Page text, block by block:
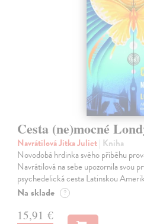
Cesta (ne)mocné
Navrátilová Jitka Juliet| Kniha
Novodobá hrdinka svého příběhu
Navrátilová na sebe upozornila svou
psychedelická cesta Latinskou
Na sklade ?
15,91 €